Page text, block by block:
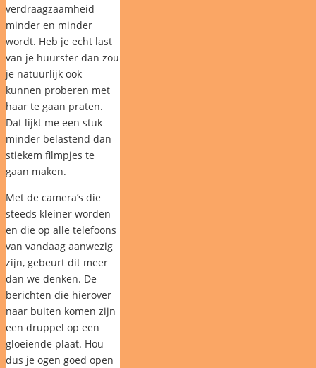
verdraagzaamheid
minder en minder
wordt. Heb je echt last
van je huurster dan zou
je natuurlijk ook
kunnen proberen met
haar te gaan praten.
Dat lijkt me een stuk
minder belastend dan
stiekem filmpjes te
gaan maken.
Met de camera’s die
steeds kleiner worden
en die op alle telefoons
van vandaag aanwezig
zijn, gebeurt dit meer
dan we denken. De
berichten die hierover
naar buiten komen zijn
een druppel op een
gloeiende plaat. Hou
dus je ogen goed open